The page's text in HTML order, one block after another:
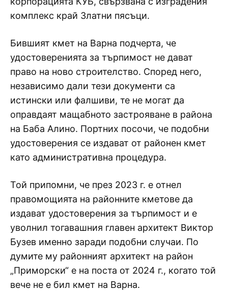
комплекс край Златни пясъци.
Бившият кмет на Варна подчерта, че
удостоверенията за търпимост не дават
право на ново строителство. Според него,
независимо дали тези документи са
истински или фалшиви, те не могат да
оправдаят мащабното застрояване в района
на Баба Алино. Портних посочи, че подобни
удостоверения се издават от районен кмет
като административна процедура.
Той припомни, че през 2023 г. е отнел
правомощията на районните кметове да
издават удостоверения за търпимост и е
уволнил тогавашния главен архитект Виктор
Бузев именно заради подобни случаи. По
думите му районният архитект на район
„Приморски“ е на поста от 2024 г., когато той
вече не е бил кмет на Варна.